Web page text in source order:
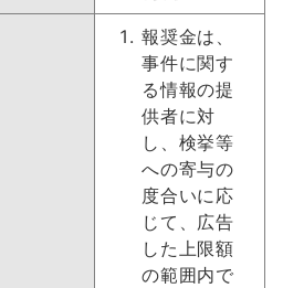
報奨金は、
事件に関す
る情報の提
供者に対
し、検挙等
への寄与の
度合いに応
じて、広告
した上限額
の範囲内で